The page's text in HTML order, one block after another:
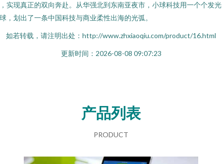
实现真正的双向奔赴。从华强北到东南亚夜市，小球科技用一个个发
，划出了一条中国科技与商业柔性出海的光弧。
如若转载，请注明出处：http://www.zhxiaoqiu.com/product/16.html
更新时间：2026-08-08 09:07:23
产品列表
PRODUCT